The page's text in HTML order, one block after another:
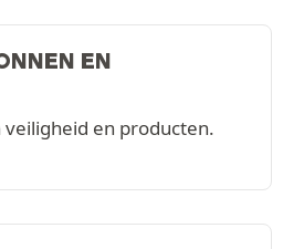
EN
en producten.